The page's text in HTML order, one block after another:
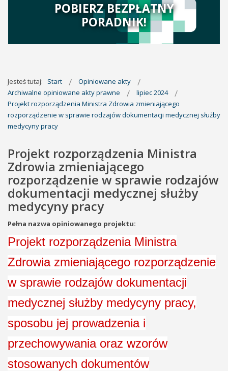
POBIERZ BEZPŁATNY
PORADNIK!
Jesteś tutaj: Start
Opiniowane akty
Archiwalne opiniowane akty prawne
lipiec 2024
Projekt rozporządzenia Ministra Zdrowia zmieniającego
rozporządzenie w sprawie rodzajów dokumentacji medycznej służby
medycyny pracy
Projekt rozporządzenia Ministra
Zdrowia zmieniającego
rozporządzenie w sprawie rodzajów
dokumentacji medycznej służby
medycyny pracy
Pełna nazwa opiniowanego projektu:
Projekt rozporządzenia Ministra
Zdrowia zmieniającego rozporządzenie
w sprawie rodzajów dokumentacji
medycznej służby medycyny pracy,
sposobu jej prowadzenia i
przechowywania oraz wzorów
stosowanych dokumentów